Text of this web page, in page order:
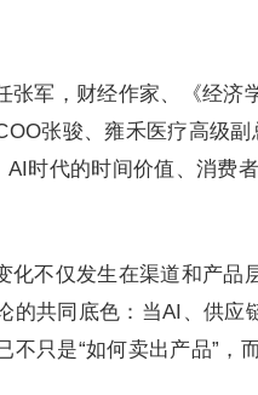
军，财经作家、《经济
张骏、雍禾医疗高级
时代的时间价值、消费
不仅发生在渠道和产品
的共同底色：当AI、供应
只是“如何卖出产品”，